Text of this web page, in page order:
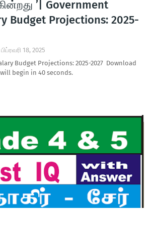
’| Government
Budget Projections: 2025-
பிப்ரவரி 18, 2025
Budget Projections: 2025-2027 Download
begin in 40 seconds.